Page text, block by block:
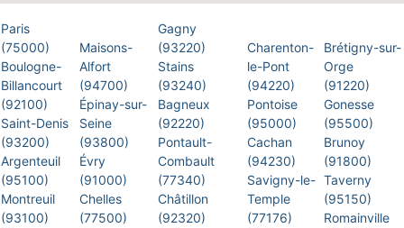
Paris
(75000)
Boulogne-
Billancourt
(92100)
Saint-Denis
(93200)
Argenteuil
(95100)
Montreuil
(93100)
Maisons-
Alfort
(94700)
Épinay-sur-
Seine
(93800)
Évry
(91000)
Chelles
(77500)
Gagny
(93220)
Stains
(93240)
Bagneux
(92220)
Pontault-
Combault
(77340)
Châtillon
(92320)
Charenton-
le-Pont
(94220)
Pontoise
(95000)
Cachan
(94230)
Savigny-le-
Temple
(77176)
Brétigny-sur-
Orge
(91220)
Gonesse
(95500)
Brunoy
(91800)
Taverny
(95150)
Romainville